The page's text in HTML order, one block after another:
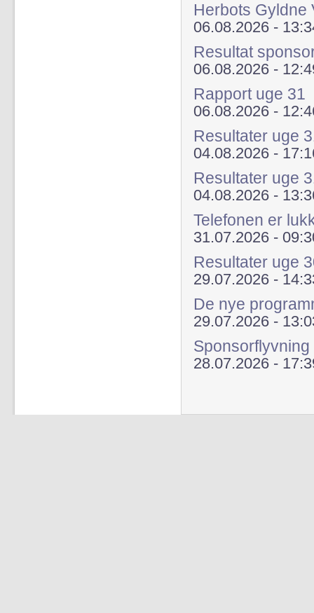
Herbots Gyldne
06.08.2026 -
Resultat
06.08.2026 -
Rapport uge 31
06.08.2026 -
Resultater uge
04.08.2026 -
Resultater uge
04.08.2026 -
Telefonen er
31.07.2026 -
Resultater uge
29.07.2026 -
De nye
29.07.2026 -
28.07.2026 -